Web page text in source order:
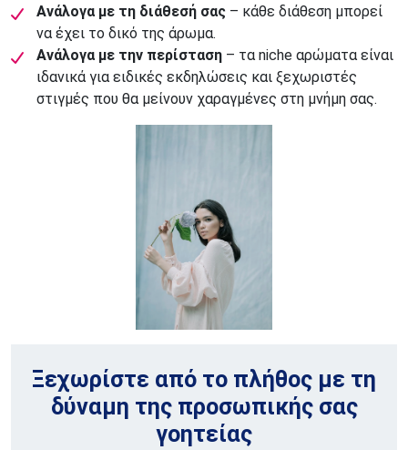
Ανάλογα με τη διάθεσή σας – κάθε διάθεση μπορεί
να έχει το δικό της άρωμα.
Ανάλογα με την περίσταση – τα niche αρώματα είναι
ιδανικά για ειδικές εκδηλώσεις και ξεχωριστές
στιγμές που θα μείνουν χαραγμένες στη μνήμη σας.
Ξεχωρίστε από το πλήθος με τη
δύναμη της προσωπικής σας
γοητείας